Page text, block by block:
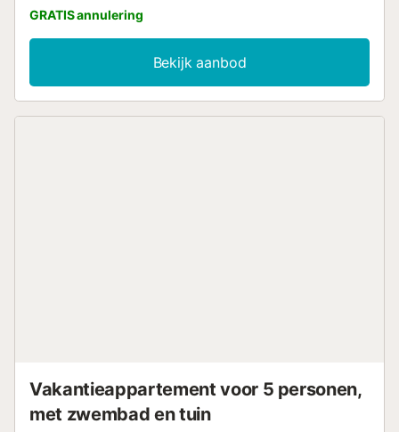
vakantieappartement Apartamento Con Vistas A La Bahía
ligt in Puerto Real en heeft een prachtig uitzicht op de
Atlantische Oceaan. De woning van 60 m² bestaat uit een
woonkamer, een keuken, 2 slaapkamers en 1 badkamer en
is daarom geschikt voor 4 personen. Extra voorzieningen
GRATIS annulering
Bekijk aanbod
Vakantieappartement voor 5 personen,
met zwembad en tuin